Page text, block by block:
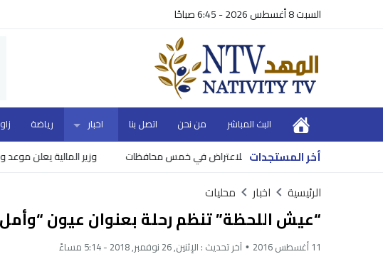
السبت 8 أغسطس 2026 - 6:45 صباحًا
البث المباشر من نحن اتصل بنا اخبار رياضة
أخر المستجدات وزير المالية يعلن موعد ونسبة صرف رواتب الموظفين
الرئيسية اخبار محليات
“عيش اللحظة” تنظم رحلة بعنوان عيون
11 أغسطس 2016 آخر تحديث : الإثنين, 26 نوفمبر, 2018 - 5:14 مساءً